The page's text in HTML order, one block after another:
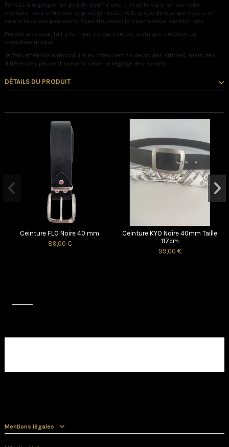
Pensez à appliquer un peu de baume une à deux fois par an sur votre
ceinture, pour entretenir et protéger cette belle pièce de cuir qui mettra en
valeur tous vos pantalons. Vous trouverez le baume idéal sur mon site.
Produit artisanal, fait à la main, ce qui confère à chaque création un
caractère unique.
Je fais attention à reproduire au mieux les couleurs des articles, mais des
différences peuvent survenir selon le réglage des écrans.
DÉTAILS DU PRODUIT
Ceinture FLO Noire 40 mm
89,00 €
Ceinture KYO Noire 40mm Taille
117cm
99,00 €
Mentions légales